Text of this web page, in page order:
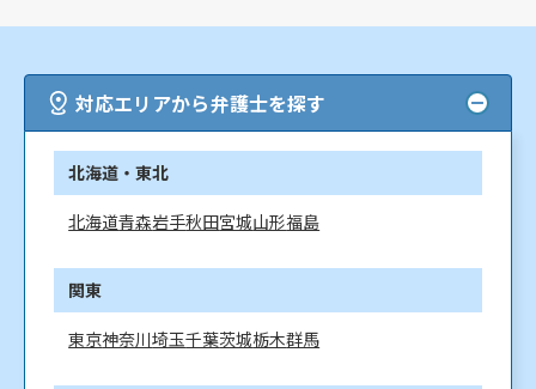
対応エリアから弁護士を探す
北海道・東北
北海道青森岩手秋田宮城山形福島
関東
東京神奈川埼玉千葉茨城栃木群馬